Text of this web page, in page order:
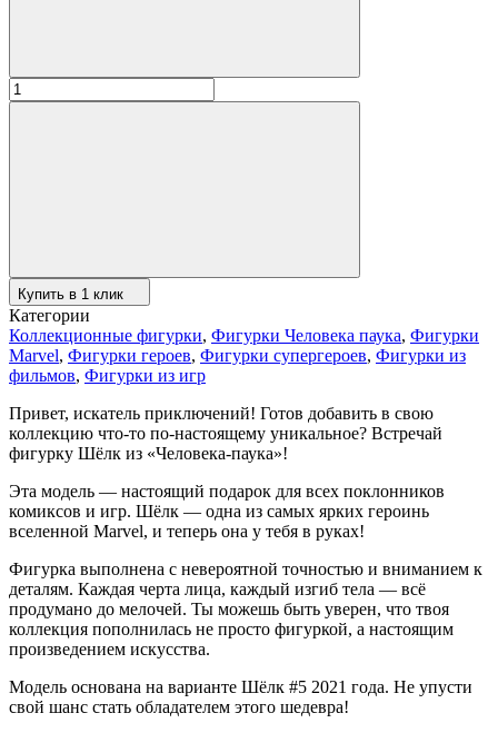
Купить в 1 клик
Категории
Коллекционные фигурки, Фигурки Человека паука, Фигурки
Marvel, Фигурки героев, Фигурки супергероев, Фигурки из
фильмов, Фигурки из игр
Привет, искатель приключений! Готов добавить в свою
коллекцию что-то по-настоящему уникальное? Встречай
фигурку Шёлк из «Человека-паука»!
Эта модель — настоящий подарок для всех поклонников
комиксов и игр. Шёлк — одна из самых ярких героинь
вселенной Marvel, и теперь она у тебя в руках!
Фигурка выполнена с невероятной точностью и вниманием к
деталям. Каждая черта лица, каждый изгиб тела — всё
продумано до мелочей. Ты можешь быть уверен, что твоя
коллекция пополнилась не просто фигуркой, а настоящим
произведением искусства.
Модель основана на варианте Шёлк #5 2021 года. Не упусти
свой шанс стать обладателем этого шедевра!